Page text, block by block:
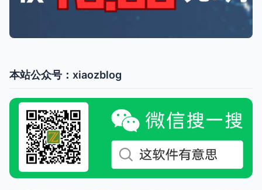
本站公众号：xiaozblog